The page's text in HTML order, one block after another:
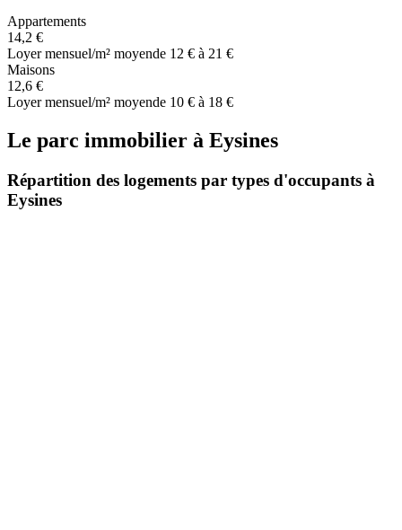
Appartements
14,2 €
Loyer mensuel/m² moyende 12 € à 21 €
Maisons
12,6 €
Loyer mensuel/m² moyende 10 € à 18 €
Le parc immobilier à Eysines
Répartition des logements par types d'occupants à
Eysines